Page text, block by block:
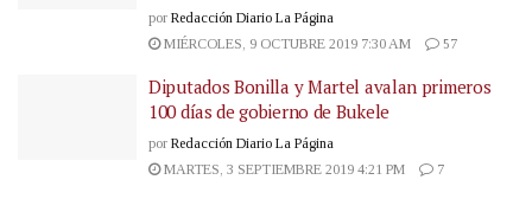
por Redacción Diario La Página
MIÉRCOLES, 9 OCTUBRE 2019 7:30 AM
57
Diputados Bonilla y Martel avalan primeros
100 días de gobierno de Bukele
por Redacción Diario La Página
MARTES, 3 SEPTIEMBRE 2019 4:21 PM
7